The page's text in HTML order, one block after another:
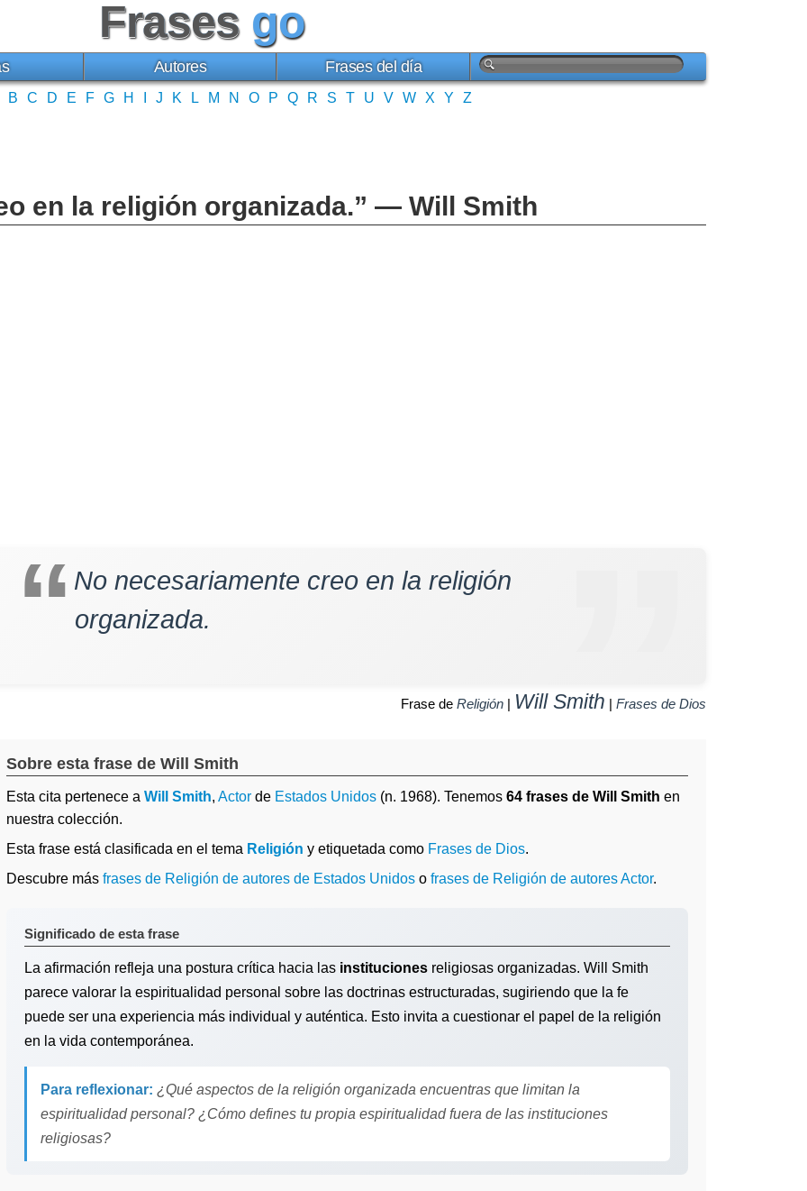
Frases go
Autores Frases del día
B C D E F G H J K L M N O P Q R S T U V W X Y Z
en la religión organizada.” — Will Smith
No necesariamente creo en la religión
organizada.
Frase de Religión | Will Smith | Frases de Dios
Sobre esta frase de Will Smith
Esta cita pertenece a Will Smith, Actor de Estados Unidos (n. 1968). Tenemos 64 frases de Will Smith en
nuestra colección.
Esta frase está clasificada en el tema Religión y etiquetada como Frases de Dios.
Descubre más frases de Religión de autores de Estados Unidos o frases de Religión de autores Actor.
Significado de esta frase
La afirmación refleja una postura crítica hacia las instituciones religiosas organizadas. Will Smith
parece valorar la espiritualidad personal sobre las doctrinas estructuradas, sugiriendo que la fe
puede ser una experiencia más individual y auténtica. Esto invita a cuestionar el papel de la religión
en la vida contemporánea.
Para reflexionar: ¿Qué aspectos de la religión organizada encuentras que limitan la
espiritualidad personal? ¿Cómo defines tu propia espiritualidad fuera de las instituciones
religiosas?